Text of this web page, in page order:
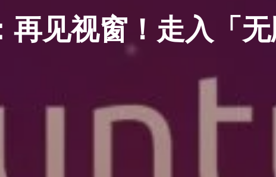
再见视窗！走入「